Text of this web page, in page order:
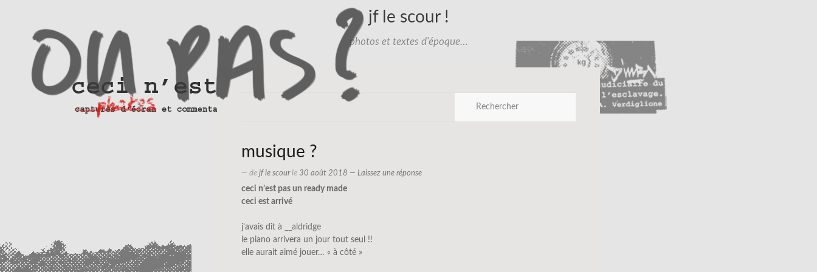
jf le scour !
photos et textes d'époque…
musique ?
— de jf le scourle 30 août 2018 — Laissez une réponse
ceci n’est pas un ready made
ceci est arrivé
j’avais dit à
__aldridge
le piano arrivera un jour tout seul !!
elle aurait aimé jouer… « à côté »